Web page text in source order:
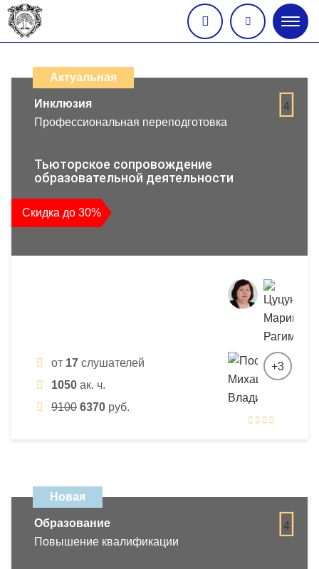
меню
дистанционных
образовательных
повышения
квалификации
и
профессиональной
Актуальная
4
Инклюзия
Профессиональная переподготовка
Тьюторское сопровождение
образовательной деятельности
Скидка до 30%
от 17 слушателей
1050 ак. ч.
9100 6370 руб.
+3
Новая
4
Образование
Повышение квалификации